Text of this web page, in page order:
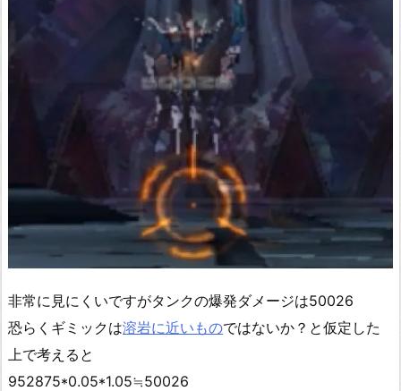
非常に見にくいですがタンクの爆発ダメージは50026
恐らくギミックは溶岩に近いものではないか？と仮定した
上で考えると
952875*0.05*1.05≒50026